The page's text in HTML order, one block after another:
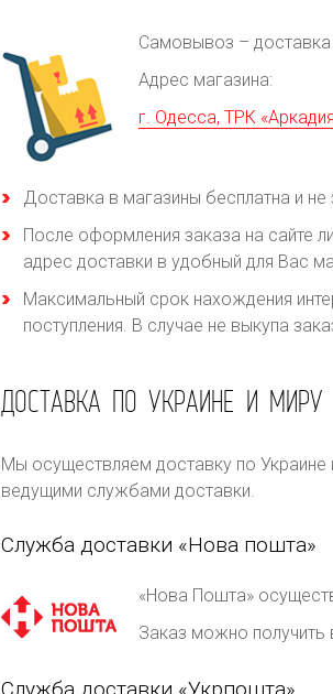
Самовывоз – доставка
Адрес магазина:
г. Одесса, ТРК
Доставка в магазины бесплатна и
После оформления заказа на сайте
адрес доставки в удобный для Вас
Максимальный срок нахождения
поступления. В случае не выкупа
ДОСТАВКА ПО УКРАИНЕ И МИРУ
Мы осуществляем доставку по
ведущими службами доставки.
Служба доставки «Нова пошта»
«Нова Пошта»
Заказ можно получить